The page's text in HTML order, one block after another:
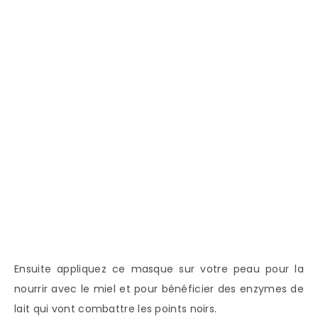
Ensuite appliquez ce masque sur votre peau pour la
nourrir avec le miel et pour bénéficier des enzymes de
lait qui vont combattre les points noirs.